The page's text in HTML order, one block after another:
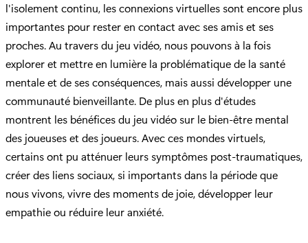
l'isolement continu, les connexions virtuelles sont encore plus
importantes pour rester en contact avec ses amis et ses
proches. Au travers du jeu vidéo, nous pouvons à la fois
explorer et mettre en lumière la problématique de la santé
mentale et de ses conséquences, mais aussi développer une
communauté bienveillante. De plus en plus d'études
montrent les bénéfices du jeu vidéo sur le bien-être mental
des joueuses et des joueurs. Avec ces mondes virtuels,
certains ont pu atténuer leurs symptômes post-traumatiques,
créer des liens sociaux, si importants dans la période que
nous vivons, vivre des moments de joie, développer leur
empathie ou réduire leur anxiété.